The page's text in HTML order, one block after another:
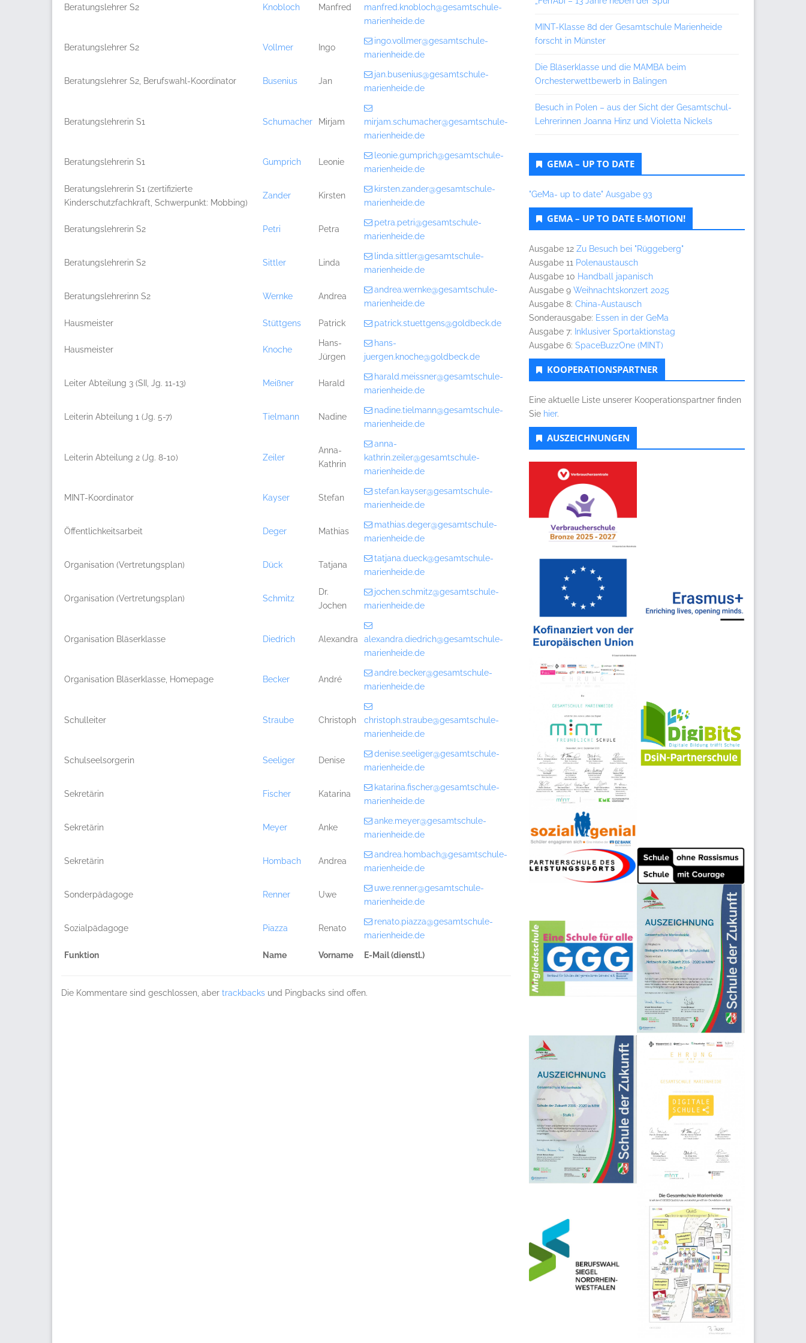
Funktion Name Vorname E-Mail (dienstl.)
Beratungslehrer S2 Knobloch Manfred
manfred.knobloch@gesamtschule-
marienheide.de
Beratungslehrer S2 Vollmer Ingo
ingo.vollmer@gesamtschule-
marienheide.de
Beratungslehrer S2, Berufswahl-Koordinator Busenius Jan
jan.busenius@gesamtschule-
marienheide.de
Beratungslehrerin S1 Schumacher Mirjam
mirjam.schumacher@gesamtschule-
marienheide.de
Beratungslehrerin S1 Gumprich Leonie
leonie.gumprich@gesamtschule-
marienheide.de
Beratungslehrerin S1 (zertifizierte
Kinderschutzfachkraft, Schwerpunkt: Mobbing)
Zander Kirsten
kirsten.zander@gesamtschule-
marienheide.de
Beratungslehrerin S2 Petri Petra
petra.petri@gesamtschule-
marienheide.de
Beratungslehrerin S2 Sittler Linda
linda.sittler@gesamtschule-
marienheide.de
Beratungslehrerinn S2 Wernke Andrea
andrea.wernke@gesamtschule-
marienheide.de
Hausmeister Stüttgens Patrick patrick.stuettgens@goldbeck.de
Hausmeister Knoche
Hans-
Jürgen
hans-
juergen.knoche@goldbeck.de
Leiter Abteilung 3 (SII, Jg. 11-13) Meißner Harald
harald.meissner@gesamtschule-
marienheide.de
Leiterin Abteilung 1 (Jg. 5-7) Tielmann Nadine
nadine.tielmann@gesamtschule-
marienheide.de
Leiterin Abteilung 2 (Jg. 8-10) Zeiler
Anna-
Kathrin
anna-
kathrin.zeiler@gesamtschule-
marienheide.de
MINT-Koordinator Kayser Stefan
stefan.kayser@gesamtschule-
marienheide.de
Öffentlichkeitsarbeit Deger Mathias
mathias.deger@gesamtschule-
marienheide.de
Organisation (Vertretungsplan) Dück Tatjana
tatjana.dueck@gesamtschule-
marienheide.de
Organisation (Vertretungsplan) Schmitz
Dr.
Jochen
jochen.schmitz@gesamtschule-
marienheide.de
Organisation Bläserklasse Diedrich Alexandra
alexandra.diedrich@gesamtschule-
marienheide.de
Organisation Bläserklasse, Homepage Becker André
andre.becker@gesamtschule-
marienheide.de
Schulleiter Straube Christoph
christoph.straube@gesamtschule-
marienheide.de
Schulseelsorgerin Seeliger Denise
denise.seeliger@gesamtschule-
marienheide.de
Sekretärin Fischer Katarina
katarina.fischer@gesamtschule-
marienheide.de
Sekretärin Meyer Anke
anke.meyer@gesamtschule-
marienheide.de
Sekretärin Hombach Andrea
andrea.hombach@gesamtschule-
marienheide.de
Sonderpädagoge Renner Uwe
uwe.renner@gesamtschule-
marienheide.de
Sozialpädagoge Piazza Renato
renato.piazza@gesamtschule-
marienheide.de
Die Kommentare sind geschlossen, aber trackbacks und Pingbacks sind offen.
MINT-Klasse 8d der Gesamtschule Marienheide
forscht in Münster
Die Bläserklasse und die MAMBA beim
Orchesterwettbewerb in Balingen
Besuch in Polen – aus der Sicht der Gesamtschul-
Lehrerinnen Joanna Hinz und Violetta Nickels
GEMA – UP TO DATE
"GeMa- up to date" Ausgabe 93
GEMA – UP TO DATE E-MOTION!
Ausgabe 12 Zu Besuch bei "Rüggeberg"
Ausgabe 11 Polenaustausch
Ausgabe 10 Handball japanisch
Ausgabe 9 Weihnachtskonzert 2025
Ausgabe 8: China-Austausch
Sonderausgabe: Essen in der GeMa
Ausgabe 7: Inklusiver Sportaktionstag
Ausgabe 6: SpaceBuzzOne (MINT)
KOOPERATIONSPARTNER
Eine aktuelle Liste unserer Kooperationspartner finden
Sie hier.
AUSZEICHNUNGEN